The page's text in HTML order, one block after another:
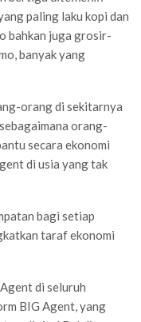
paling laku kopi dan
bahkan juga grosir-
banyak yang
orang di sekitarnya
orang-
secara ekonomi
di usia yang tak
bagi setiap
taraf ekonomi
di seluruh
BIG Agent, yang